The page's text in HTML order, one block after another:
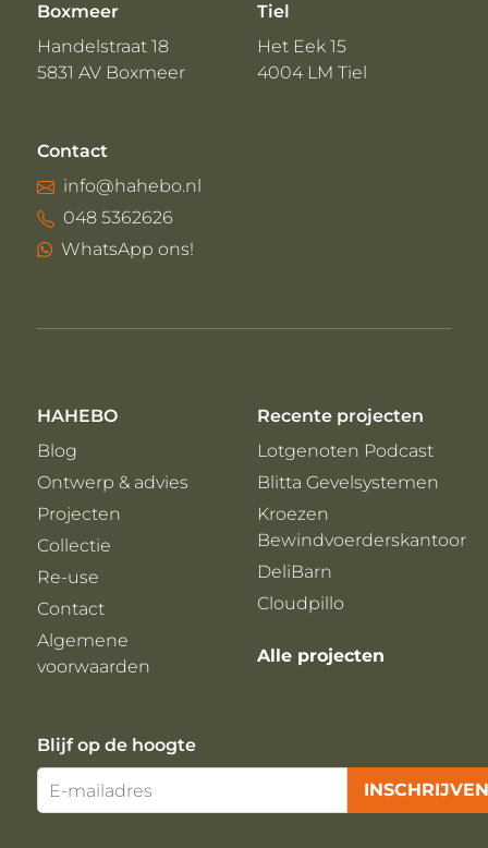
Boxmeer
Handelstraat 18
5831 AV Boxmeer
Tiel
Het Eek 15
4004 LM Tiel
Contact
info@hahebo.nl
048 5362626
WhatsApp ons!
HAHEBO
Blog
Ontwerp & advies
Projecten
Collectie
Re-use
Contact
Algemene
voorwaarden
Recente projecten
Lotgenoten Podcast
Blitta Gevelsystemen
Kroezen
Bewindvoerderskantoor
DeliBarn
Cloudpillo
Alle projecten
Blijf op de hoogte